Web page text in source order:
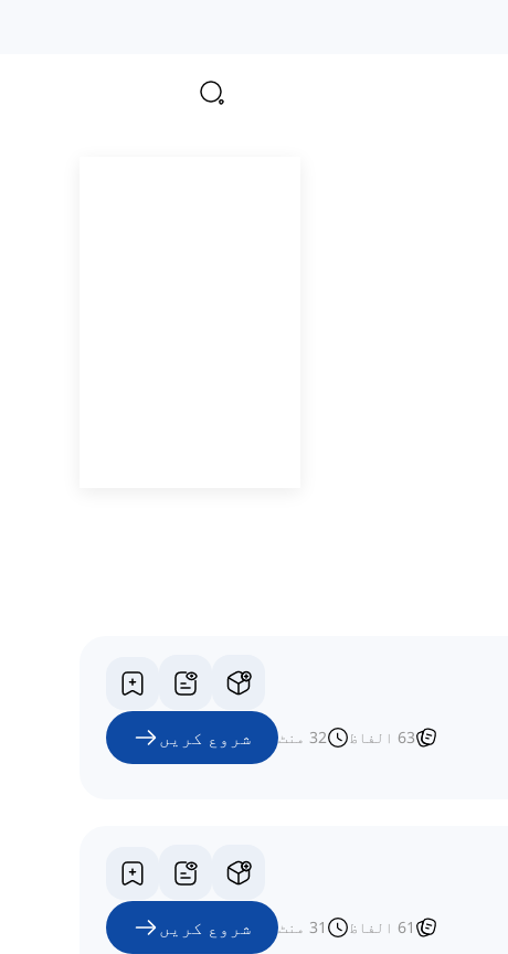
63 الفاظ 32 منٹ شروع کریں
61 الفاظ 31 منٹ شروع کریں